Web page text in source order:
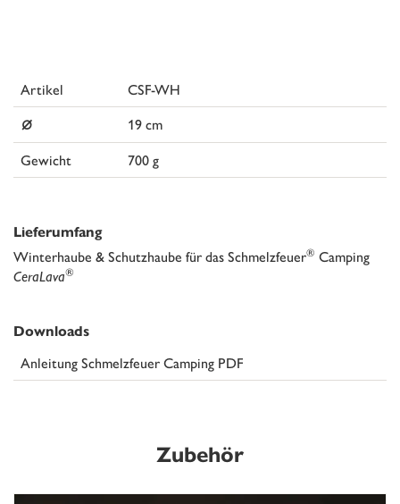
Artikel CSF-WH
⌀
19 cm
Gewicht
700 g
Lieferumfang
Winterhaube & Schutzhaube für das Schmelzfeuer® Camping
CeraLava®
Downloads
Anleitung Schmelzfeuer Camping PDF
Zubehör